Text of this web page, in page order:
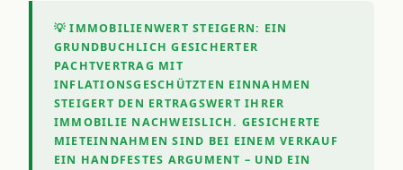
💡 IMMOBILIENWERT STEIGERN: EIN
GRUNDBUCHLICH GESICHERTER
PACHTVERTRAG MIT
INFLATIONSGESCHÜTZTEN EINNAHMEN
STEIGERT DEN ERTRAGSWERT IHRER
IMMOBILIE NACHWEISLICH. GESICHERTE
MIETEINNAHMEN SIND BEI EINEM VERKAUF
EIN HANDFESTES ARGUMENT – UND EIN